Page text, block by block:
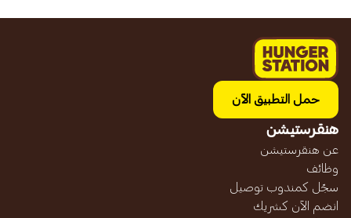
حمل التطبيق الآن
هنقرستيشن
عن هنقرستيشن
وظائف
سجّل كمندوب توصيل
انضم الآن كشريك